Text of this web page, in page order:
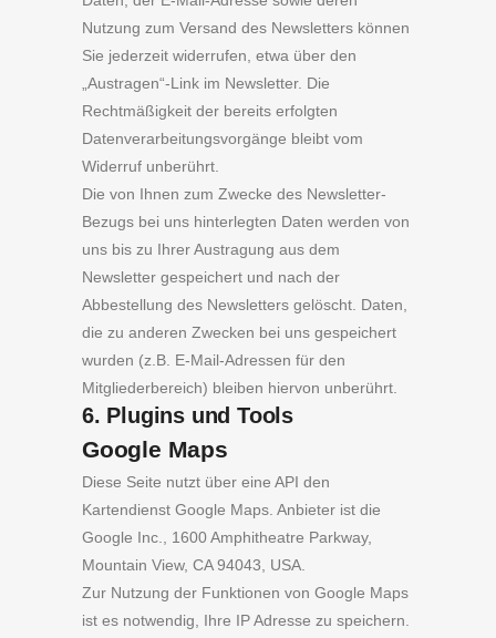
Nutzung zum Versand des Newsletters können
Sie jederzeit widerrufen, etwa über den
„Austragen“-Link im Newsletter. Die
Rechtmäßigkeit der bereits erfolgten
Datenverarbeitungsvorgänge bleibt vom
Widerruf unberührt.
Die von Ihnen zum Zwecke des Newsletter-
Bezugs bei uns hinterlegten Daten werden von
uns bis zu Ihrer Austragung aus dem
Newsletter gespeichert und nach der
Abbestellung des Newsletters gelöscht. Daten,
die zu anderen Zwecken bei uns gespeichert
wurden (z.B. E-Mail-Adressen für den
Mitgliederbereich) bleiben hiervon unberührt.
6. Plugins und Tools
Google Maps
Diese Seite nutzt über eine API den
Kartendienst Google Maps. Anbieter ist die
Google Inc., 1600 Amphitheatre Parkway,
Mountain View, CA 94043, USA.
Zur Nutzung der Funktionen von Google Maps
ist es notwendig, Ihre IP Adresse zu speichern.